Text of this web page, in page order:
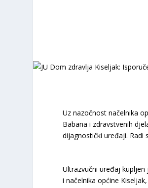
Uz nazočnost načelnika
Babana i zdravstvenih
dijagnostički uređaji.
Ultrazvučni uređaj
i načelnika općine